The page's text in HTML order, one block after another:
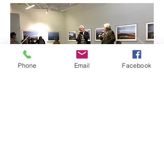
Phone Email Facebook